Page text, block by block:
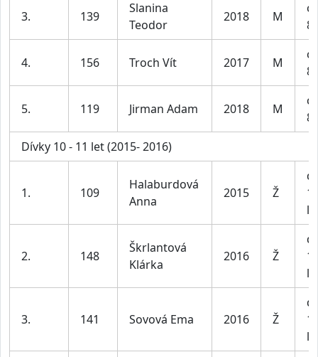
3. 139
Slanina
Teodor
2018 M
4. 156 Troch Vít 2017 M
5. 119 Jirman Adam 2018 M
Dívky 10 - 11 let (2015- 2016)
1. 109
Halaburdová
Anna
2015 Ž
2. 148
Škrlantová
Klárka
2016 Ž
3. 141 Sovová Ema 2016 Ž